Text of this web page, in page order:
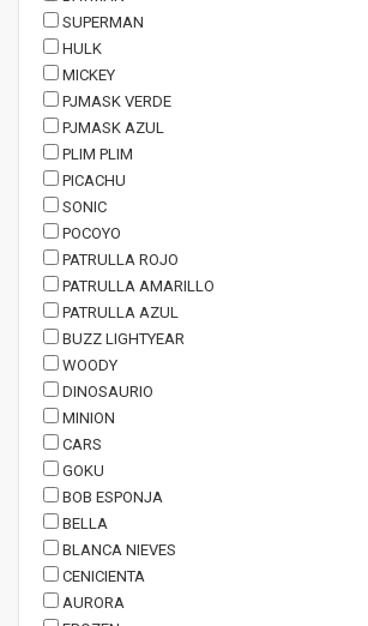
SUPERMAN
HULK
MICKEY
PJMASK VERDE
PJMASK AZUL
PLIM PLIM
PICACHU
SONIC
POCOYO
PATRULLA ROJO
PATRULLA AMARILLO
PATRULLA AZUL
BUZZ LIGHTYEAR
WOODY
DINOSAURIO
MINION
CARS
GOKU
BOB ESPONJA
BELLA
BLANCA NIEVES
CENICIENTA
AURORA